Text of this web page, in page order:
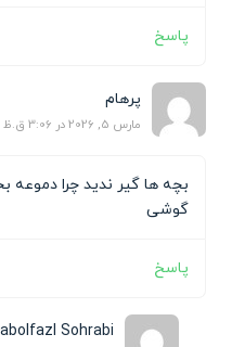
پاسخ
پرهام
مارس 5, 2026 در 3:06 ق.ظ
بچه ها گیر ندید چرا
گوشی
پاسخ
abolfazl Sohrabi